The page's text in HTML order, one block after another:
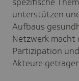
unterstützen
Aufbaus
Netzwerk macht
Partizipation
Akteure